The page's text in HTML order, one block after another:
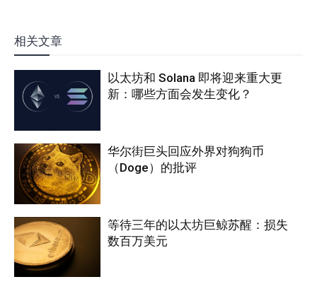
相关文章
以太坊和 Solana 即将迎来重大更
新：哪些方面会发生变化？
华尔街巨头回应外界对狗狗币
（Doge）的批评
等待三年的以太坊巨鲸苏醒：损失
数百万美元